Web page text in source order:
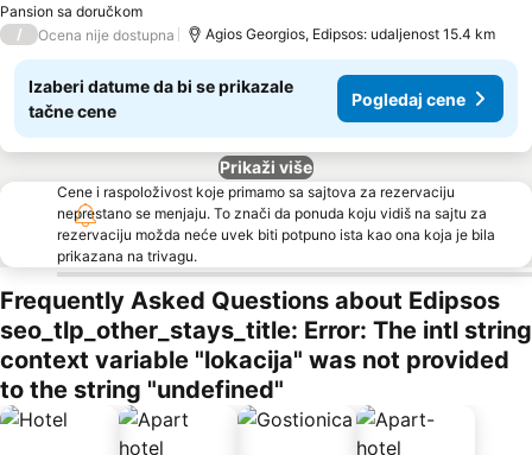
Pansion sa doručkom
/ Ocena nije dostupna Agios Georgios, Edipsos: udaljenost 15.4 km
Izaberi datume da bi se prikazale
tačne cene
Pogledaj cene
Prikaži više
Cene i raspoloživost koje primamo sa sajtova za rezervaciju
neprestano se menjaju. To znači da ponuda koju vidiš na sajtu za
rezervaciju možda neće uvek biti potpuno ista kao ona koja je bila
prikazana na trivagu.
Frequently Asked Questions about Edipsos
seo_tlp_other_stays_title: Error: The intl string
context variable "lokacija" was not provided
to the string "undefined"